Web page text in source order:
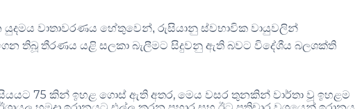
යුදමය වාතාවරණය හේතුවෙන්,රුසියානු ස්වභාවික වායුවලින්
තිබූ තීරණය යළි සලකා බැලීමට සිදුවනු ඇති බවට විදේශීය බලශක්ති
75කින් ඉහළ ගොස් ඇති අතර,මෙය වසර තුනකින් වාර්තා වූ ඉහළම